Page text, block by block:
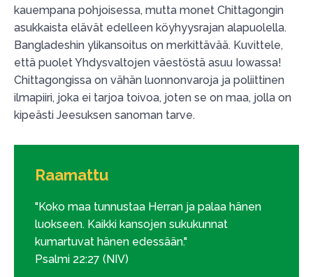
kauempana pohjoisessa, mutta monet Chittagongin
asukkaista elävät edelleen köyhyysrajan alapuolella.
Bangladeshin ylikansoitus on merkittävää. Kuvittele,
että puolet Yhdysvaltojen väestöstä asuu Iowassa!
Chittagongissa on vähän luonnonvaroja ja poliittinen
ilmapiiri, joka ei tarjoa toivoa, joten se on maa, jolla on
kipeästi Jeesuksen sanoman tarve.
Raamattu
"Koko maa tunnustaa Herran ja palaa hänen
luokseen. Kaikki kansojen sukukunnat
kumartuvat hänen edessään."
Psalmi 22:27 (NIV)